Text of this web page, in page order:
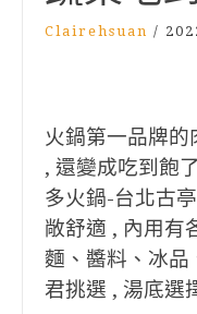
Clairehsuan /
火鍋第一品牌
, 還變成吃到飽
多火鍋-台北古
敞舒適 , 內用有
麵、醬料、冰品
君挑選 , 湯底選